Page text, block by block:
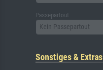
Passepartout
Kein Passepartout
Sonstiges & Extras